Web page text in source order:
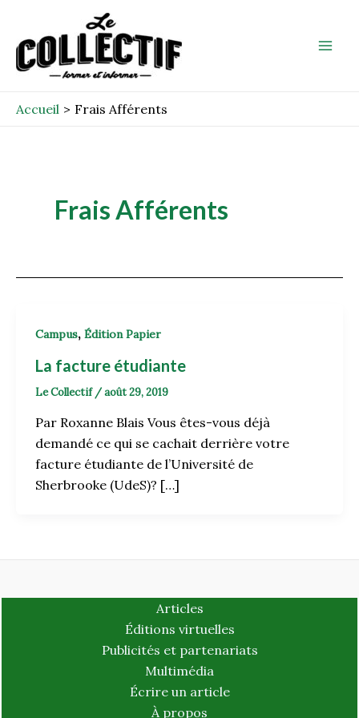
contenu
Accueil Frais Afférents
Frais Afférents
Campus, Édition Papier
La facture étudiante
Le Collectif /août 29, 2019
Par Roxanne Blais Vous êtes-vous déjà
demandé ce qui se cachait derrière votre
facture étudiante de l’Université de
Sherbrooke (UdeS)? […]
Articles
Éditions virtuelles
Publicités et partenariats
Multimédia
Écrire un article
À propos